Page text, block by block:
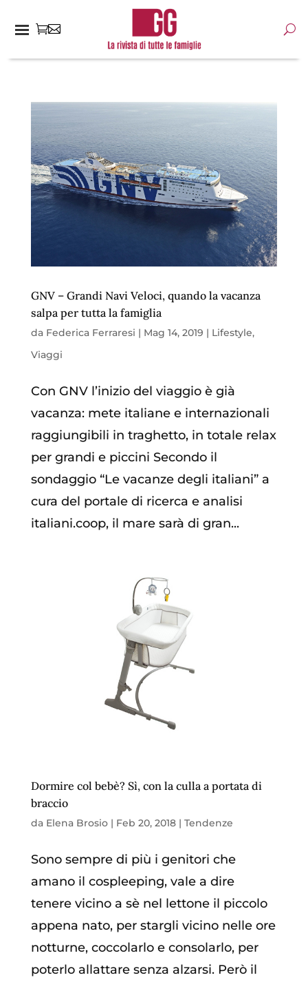
GNV – Grandi Navi Veloci, quando la vacanza
salpa per tutta la famiglia
da Federica Ferraresi | Mag 14, 2019 | Lifestyle,
Viaggi
Con GNV l’inizio del viaggio è già
vacanza: mete italiane e internazionali
raggiungibili in traghetto, in totale relax
per grandi e piccini Secondo il
sondaggio “Le vacanze degli italiani” a
cura del portale di ricerca e analisi
italiani.coop, il mare sarà di gran...
Dormire col bebè? Sì, con la culla a portata di
braccio
da Elena Brosio| Feb 20, 2018| Tendenze
Sono sempre di più i genitori che
amano il cospleeping, vale a dire
tenere vicino a sè nel lettone il piccolo
appena nato, per stargli vicino nelle ore
notturne, coccolarlo e consolarlo, per
poterlo allattare senza alzarsi. Però il